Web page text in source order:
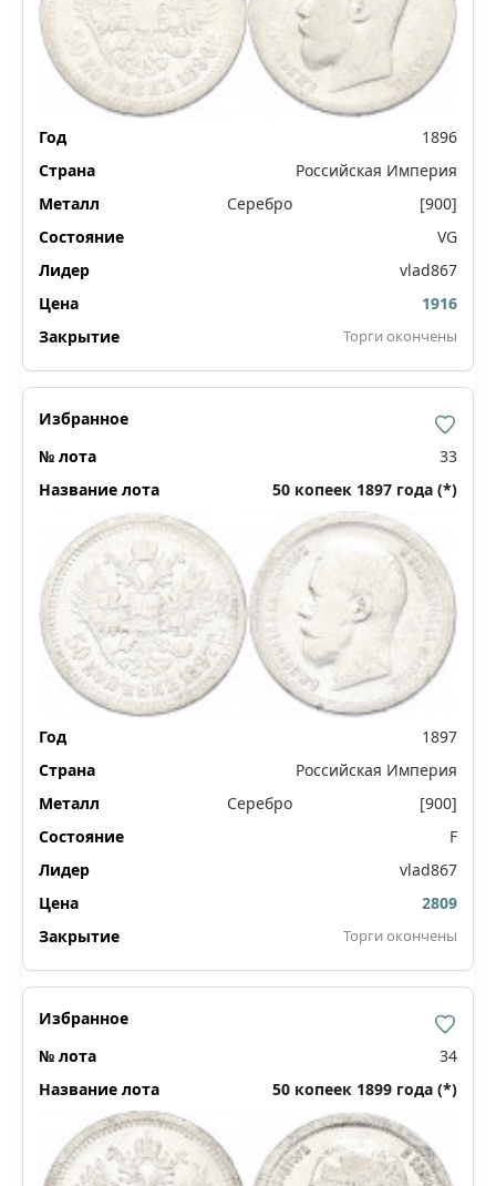
1896
Российская Империя
Серебро
[900]
VG
vlad867
1916
Торги окончены
33
50 копеек 1897 года (*)
1897
Российская Империя
Серебро
[900]
F
vlad867
2809
Торги окончены
34
50 копеек 1899 года (*)